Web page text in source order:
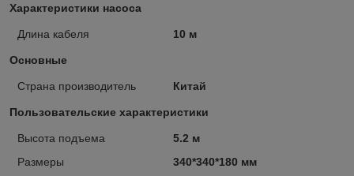
Характеристики насоса
Длина кабеля 10 м
Основные
Страна производитель Китай
Пользовательские характеристики
Высота подъема
5.2 м
Размеры
340*340*180 мм